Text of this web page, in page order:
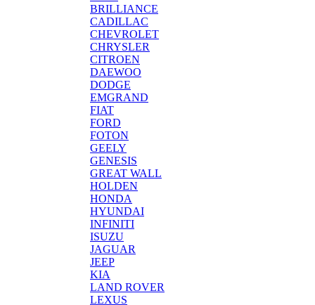
BRILLIANCE
CADILLAC
CHEVROLET
CHRYSLER
CITROEN
DAEWOO
DODGE
EMGRAND
FIAT
FORD
FOTON
GEELY
GENESIS
GREAT WALL
HOLDEN
HONDA
HYUNDAI
INFINITI
ISUZU
JAGUAR
JEEP
KIA
LAND ROVER
LEXUS